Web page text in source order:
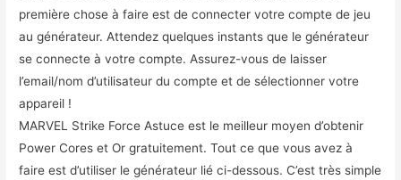
première chose à faire est de connecter votre compte de jeu
au générateur. Attendez quelques instants que le générateur
se connecte à votre compte. Assurez-vous de laisser
l’email/nom d’utilisateur du compte et de sélectionner votre
appareil !
MARVEL Strike Force Astuce est le meilleur moyen d’obtenir
Power Cores et Or gratuitement. Tout ce que vous avez à
faire est d’utiliser le générateur lié ci-dessous. C’est très simple